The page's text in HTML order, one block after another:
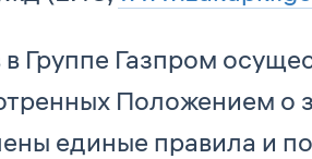
Группе Газпром
Положением о
единые правила и